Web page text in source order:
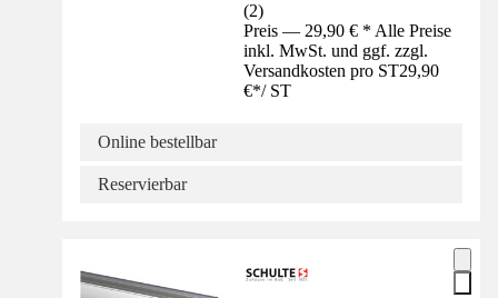
(2)
Preis — 29,90 € * Alle Preise
inkl. MwSt. und ggf. zzgl.
Versandkosten pro ST29,90
€*/ ST
Online bestellbar
Reservierbar